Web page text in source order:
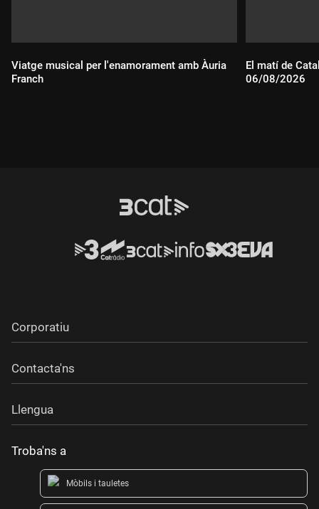
Viatge musical per l'enamorament amb Àuria
Franch
El matí de
06/08/2026
Corporatiu
Contacta'ns
Llengua
Troba'ns a
Mòbils i tauletes